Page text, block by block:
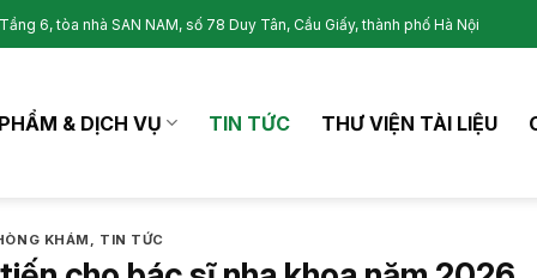
6, tòa nhà SAN NAM, số 78 Duy Tân, Cầu Giấy, thành phố Hà Nội
& DỊCH VỤ TIN TỨC THƯ VIỆN TÀI LIỆU
KHÁM , TIN TỨC